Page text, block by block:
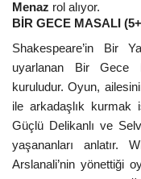
Menaz rol alıyor.
BİR GECE MASALI
Shakespeare’in Bir
uyarlanan Bir Gece
kuruludur. Oyun,
ile arkadaşlık kurmak
Güçlü Delikanlı ve
yaşananları anlatır.
Arslanali’nin yönettiği